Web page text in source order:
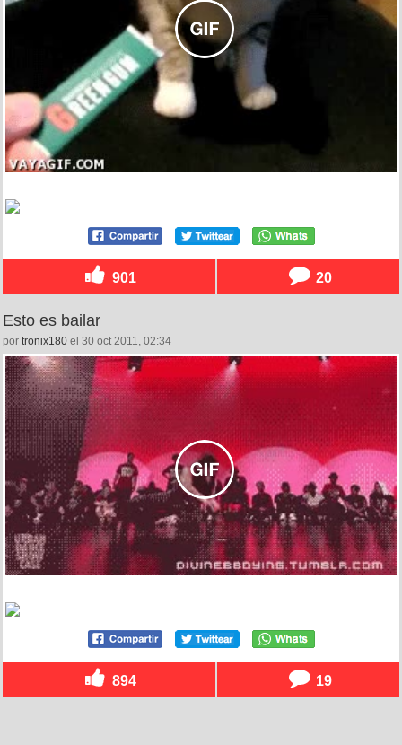
901 20
Esto es bailar
por tronix180 el 30 oct 2011, 02:34
894 19